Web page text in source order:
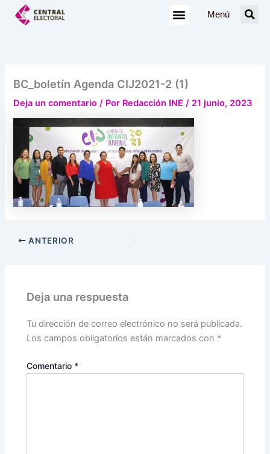
Menú
BC_boletín Agenda CIJ2021-2 (1)
Deja un comentario / Por Redacción INE/ 21 junio, 2023
ANTERIOR
Deja una respuesta
Tu dirección de correo electrónico no será publicada.
Los campos obligatorios están marcados con *
Comentario *